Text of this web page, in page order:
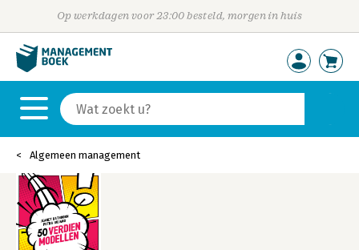
Op werkdagen voor 23:00 besteld, morgen in huis
Algemeen management